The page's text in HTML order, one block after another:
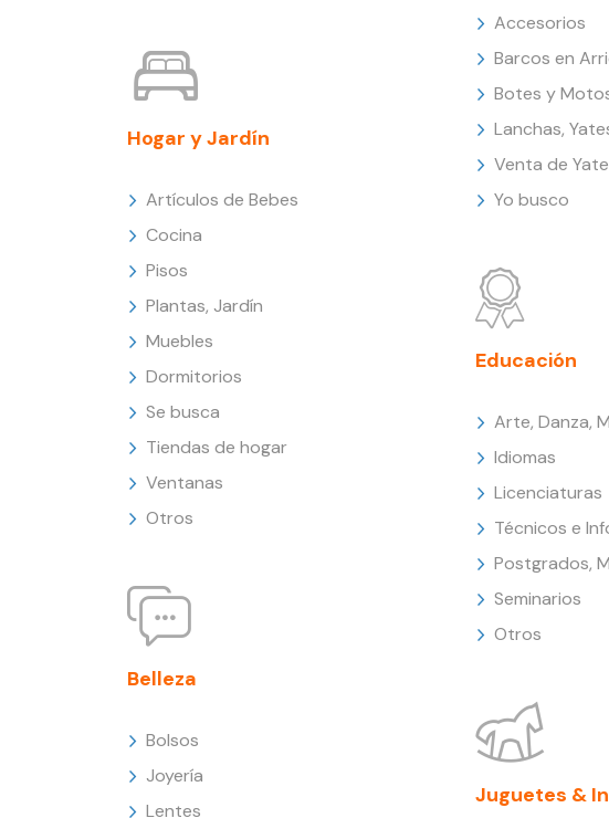
Hogar y Jardín
Artículos de Bebes
Cocina
Pisos
Plantas, Jardín
Muebles
Dormitorios
Se busca
Tiendas de hogar
Ventanas
Otros
Belleza
Bolsos
Joyería
Lentes
Accesorios
Barcos en
Botes y
Lanchas,
Venta de
Yo busco
Educación
Arte, Danza,
Idiomas
Licenciaturas
Técnicos e
Postgrados,
Seminarios
Otros
Juguetes &